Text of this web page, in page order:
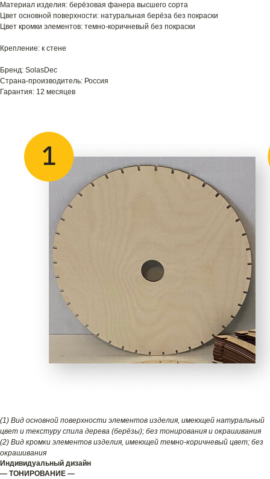
Материал изделия: берёзовая фанера высшего сорта
Цвет основной поверхности: натуральная берёза без покраски
Цвет кромки элементов: темно-коричневый без покраски
Крепление: к стене
Бренд: SolasDec
Страна-производитель: Россия
Гарантия: 12 месяцев
(1) Вид основной поверхности элементов изделия, имеющей натуральный
цвет и текстуру спила дерева (берёзы); без тонирования и окрашивания
(2) Вид кромки элементов изделия, имеющей темно-коричневый цвет; без
окрашивания
Индивидуальный дизайн
— ТОНИРОВАНИЕ —